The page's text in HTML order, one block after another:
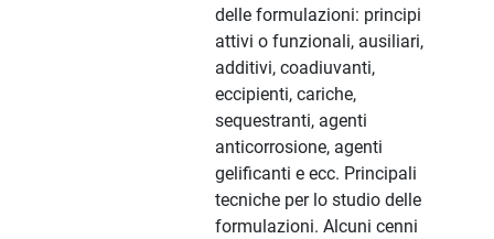
delle formulazioni: principi
attivi o funzionali, ausiliari,
additivi, coadiuvanti,
eccipienti, cariche,
sequestranti, agenti
anticorrosione, agenti
gelificanti e ecc. Principali
tecniche per lo studio delle
formulazioni. Alcuni cenni